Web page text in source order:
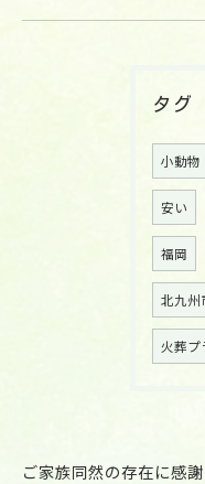
タグ
小動物
安い
福岡
北九州
火葬プ
ご家族同然の存在に感